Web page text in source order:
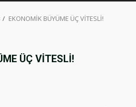
EKONOMİK BÜYÜME ÜÇ VİTESLİ!
ÜÇ VİTESLİ!